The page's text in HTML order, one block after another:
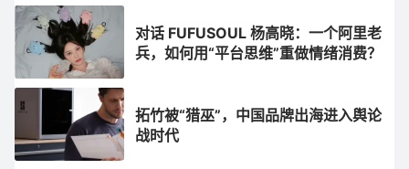
对话 FUFUSOUL 杨高晓：一个阿里老
兵，如何用“平台思维”重做情绪消费？
拓竹被“猎巫”，中国品牌出海进入舆论
战时代